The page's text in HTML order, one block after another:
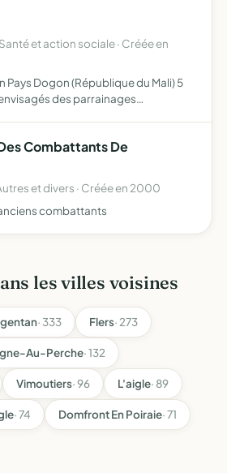
et action sociale · Créée en
Pays Dogon (République du Mali) 5
des parrainages
Combattants De
et divers · Créée en 2000
combattants
les villes voisines
· 333 Flers· 273
Au-Perche· 132
Vimoutiers· 96 L'aigle· 89
· 74 Domfront En Poiraie· 71